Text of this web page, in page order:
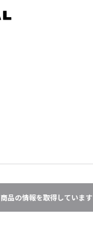
商品の情報を取得しています